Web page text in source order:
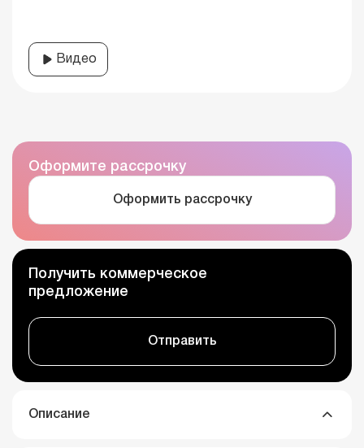
Видео
Оформите рассрочку
Оформить рассрочку
Получить коммерческое
предложение
Отправить
Описание